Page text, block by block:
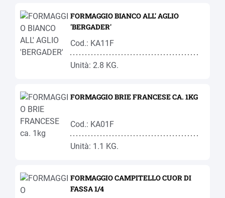
FORMAGGIO BIANCO ALL' AGLIO
'BERGADER'
Cod.: KA11F
Unità: 2.8 KG.
FORMAGGIO BRIE FRANCESE CA. 1KG
Cod.: KA01F
Unità: 1.1 KG.
FORMAGGIO CAMPITELLO CUOR DI
FASSA 1/4